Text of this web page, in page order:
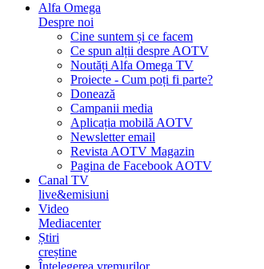
Alfa Omega
Despre noi
Cine suntem și ce facem
Ce spun alții despre AOTV
Noutăți Alfa Omega TV
Proiecte - Cum poți fi parte?
Donează
Campanii media
Aplicația mobilă AOTV
Newsletter email
Revista AOTV Magazin
Pagina de Facebook AOTV
Canal TV
live&emisiuni
Video
Mediacenter
Știri
creștine
Înțelegerea vremurilor